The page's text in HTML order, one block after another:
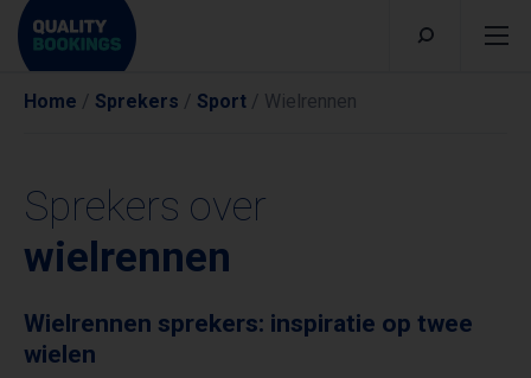
Home / Sprekers / Sport / Wielrennen
Sprekers over
wielrennen
Wielrennen sprekers: inspiratie op twee
wielen